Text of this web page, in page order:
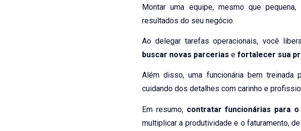
Montar uma equipe, mesmo que
resultados do seu negócio.
Ao delegar tarefas operacionais, você
buscar novas parcerias e fortalecer sua
Além disso, uma funcionária bem treinada
cuidando dos detalhes com carinho e
Em resumo, contratar funcionárias para
multiplicar a produtividade e o faturamento,